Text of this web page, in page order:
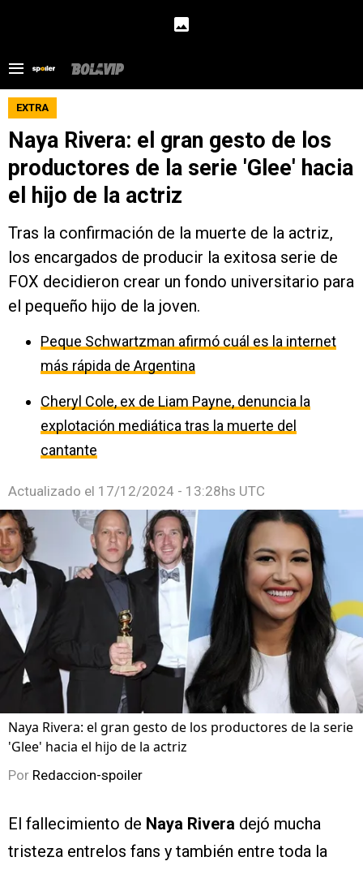
EXTRA
Naya Rivera: el gran gesto de los
productores de la serie 'Glee' hacia
el hijo de la actriz
Tras la confirmación de la muerte de la actriz,
los encargados de producir la exitosa serie de
FOX decidieron crear un fondo universitario para
el pequeño hijo de la joven.
Peque Schwartzman afirmó cuál es la internet
más rápida de Argentina
Cheryl Cole, ex de Liam Payne, denuncia la
explotación mediática tras la muerte del
cantante
Actualizado el 17/12/2024 - 13:28hs UTC
Naya Rivera: el gran gesto de los productores de la serie
'Glee' hacia el hijo de la actriz
Por Redaccion-spoiler
El fallecimiento de Naya Rivera dejó mucha
tristeza entrelos fans y también entre toda la